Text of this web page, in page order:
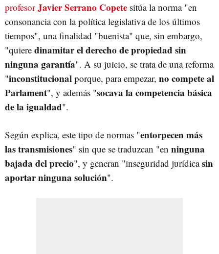
profesor Javier Serrano Copete sitúa la norma "en
consonancia con la política legislativa de los últimos
tiempos", una finalidad "buenista" que, sin embargo,
"quiere dinamitar el derecho de propiedad sin
ninguna garantía". A su juicio, se trata de una reforma
"inconstitucional porque, para empezar, no compete al
Parlament", y además "socava la competencia básica
de la igualdad".
Según explica, este tipo de normas "entorpecen más
las transmisiones" sin que se traduzcan "en ninguna
bajada del precio", y generan "inseguridad jurídicasin
aportar ninguna solución".